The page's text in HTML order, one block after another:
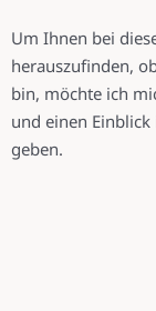
Um Ihnen bei
herauszufinden,
bin, möchte ich
und einen
geben.